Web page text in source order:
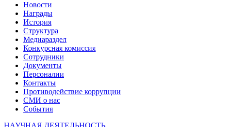
Новости
Награды
История
Структура
Медиараздел
Конкурсная комиссия
Сотрудники
Документы
Персоналии
Контакты
Противодействие коррупции
СМИ о нас
События
НАУЧНАЯ ДЕЯТЕЛЬНОСТЬ